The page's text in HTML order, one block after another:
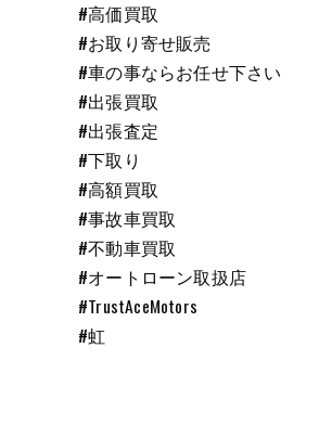
#高価買取
#お取り寄せ販売
#車の事ならお任せ下さい
#出張買取
#出張査定
#下取り
#高額買取
#事故車買取
#不動車買取
#オートローン取扱店
#TrustAceMotors
#虹